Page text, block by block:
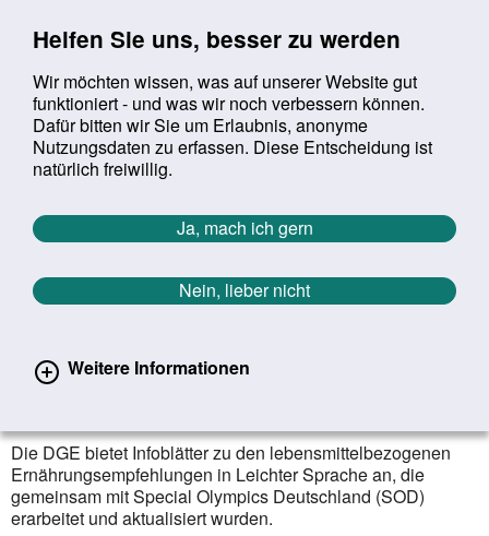
Helfen Sie uns, besser zu werden
Wir möchten wissen, was auf unserer Website gut
funktioniert - und was wir noch verbessern können.
Dafür bitten wir Sie um Erlaubnis, anonyme
Nutzungsdaten zu erfassen. Diese Entscheidung ist
natürlich freiwillig.
Ja, mach ich gern
Nein, lieber nicht
Weitere Informationen
Suchbegriff:
Sie befinden sich hier:
Startseite Aktuelles Aktuelle Meldungen
Aktuelle Meldungen
Zurück zur Übersicht erster
vorheriger
86/1627
Neues Infoblatt in Leichter Sprache
Die DGE bietet Infoblätter zu den lebensmittelbezogenen
Ernährungsempfehlungen in Leichter Sprache an, die
gemeinsam mit Special Olympics Deutschland (SOD)
erarbeitet und aktualisiert wurden.